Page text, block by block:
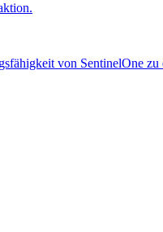
von SentinelOne zu